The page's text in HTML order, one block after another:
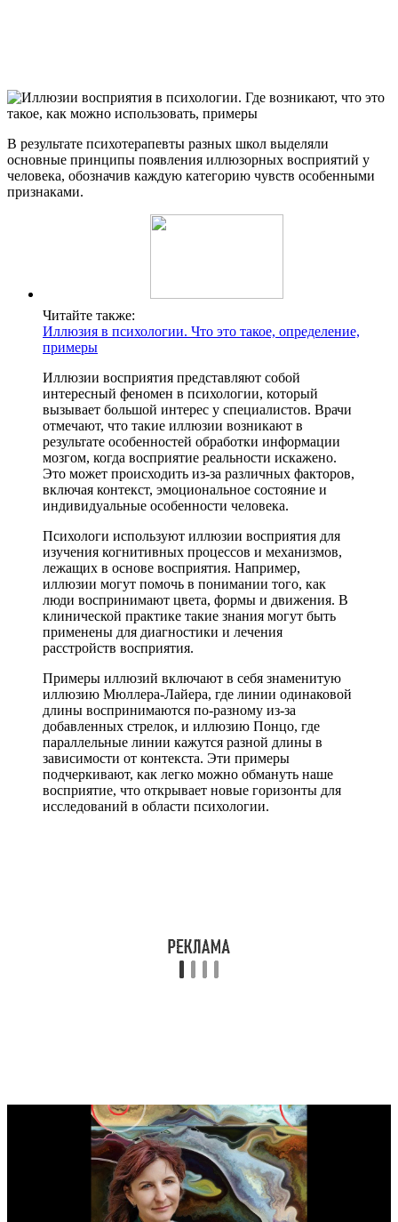
В результате психотерапевты разных школ выделяли
основные принципы появления иллюзорных восприятий у
человека, обозначив каждую категорию чувств особенными
признаками.
Читайте также:
Иллюзия в психологии. Что это такое, определение,
примеры
Иллюзии восприятия представляют собой
интересный феномен в психологии, который
вызывает большой интерес у специалистов. Врачи
отмечают, что такие иллюзии возникают в
результате особенностей обработки информации
мозгом, когда восприятие реальности искажено.
Это может происходить из-за различных факторов,
включая контекст, эмоциональное состояние и
индивидуальные особенности человека.
Психологи используют иллюзии восприятия для
изучения когнитивных процессов и механизмов,
лежащих в основе восприятия. Например,
иллюзии могут помочь в понимании того, как
люди воспринимают цвета, формы и движения. В
клинической практике такие знания могут быть
применены для диагностики и лечения
расстройств восприятия.
Примеры иллюзий включают в себя знаменитую
иллюзию Мюллера-Лайера, где линии одинаковой
длины воспринимаются по-разному из-за
добавленных стрелок, и иллюзию Понцо, где
параллельные линии кажутся разной длины в
зависимости от контекста. Эти примеры
подчеркивают, как легко можно обмануть наше
восприятие, что открывает новые горизонты для
исследований в области психологии.